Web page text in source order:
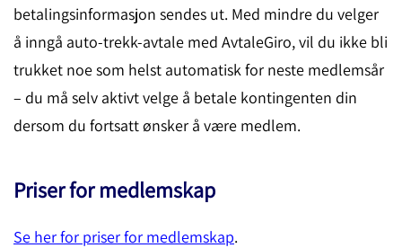
betalingsinformasjon sendes ut. Med mindre du velger
å inngå auto-trekk-avtale med AvtaleGiro, vil du ikke bli
trukket noe som helst automatisk for neste medlemsår
– du må selv aktivt velge å betale kontingenten din
dersom du fortsatt ønsker å være medlem.
Priser for medlemskap
Se her for priser for medlemskap.